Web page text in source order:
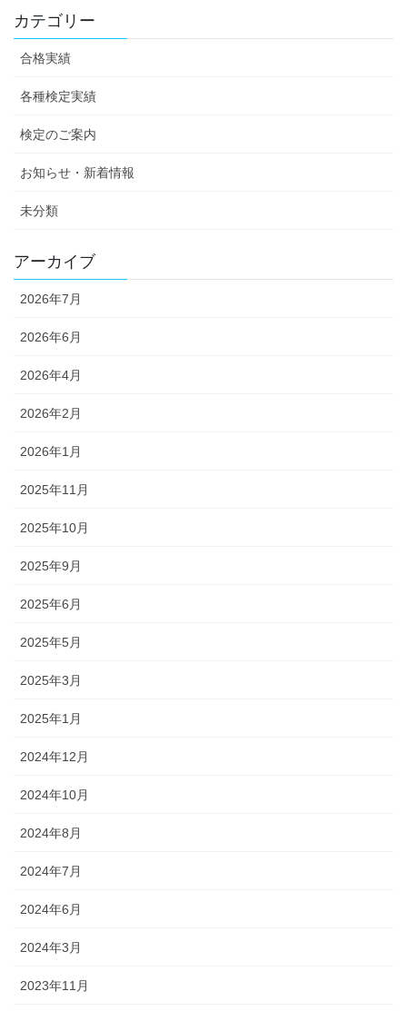
カテゴリー
合格実績
各種検定実績
検定のご案内
お知らせ・新着情報
未分類
アーカイブ
2026年7月
2026年6月
2026年4月
2026年2月
2026年1月
2025年11月
2025年10月
2025年9月
2025年6月
2025年5月
2025年3月
2025年1月
2024年12月
2024年10月
2024年8月
2024年7月
2024年6月
2024年3月
2023年11月